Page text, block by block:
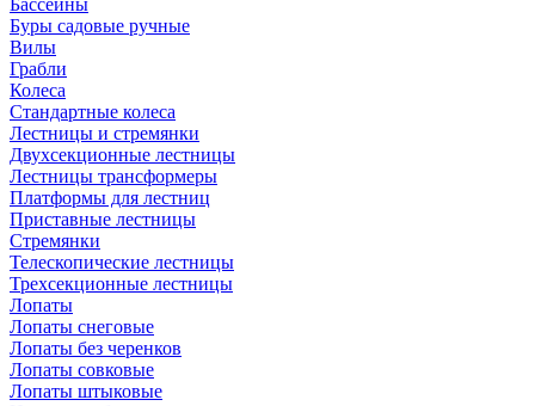
Бассейны
Буры садовые ручные
Вилы
Грабли
Колеса
Стандартные колеса
Лестницы и стремянки
Двухсекционные лестницы
Лестницы трансформеры
Платформы для лестниц
Приставные лестницы
Стремянки
Телескопические лестницы
Трехсекционные лестницы
Лопаты
Лопаты снеговые
Лопаты без черенков
Лопаты совковые
Лопаты штыковые